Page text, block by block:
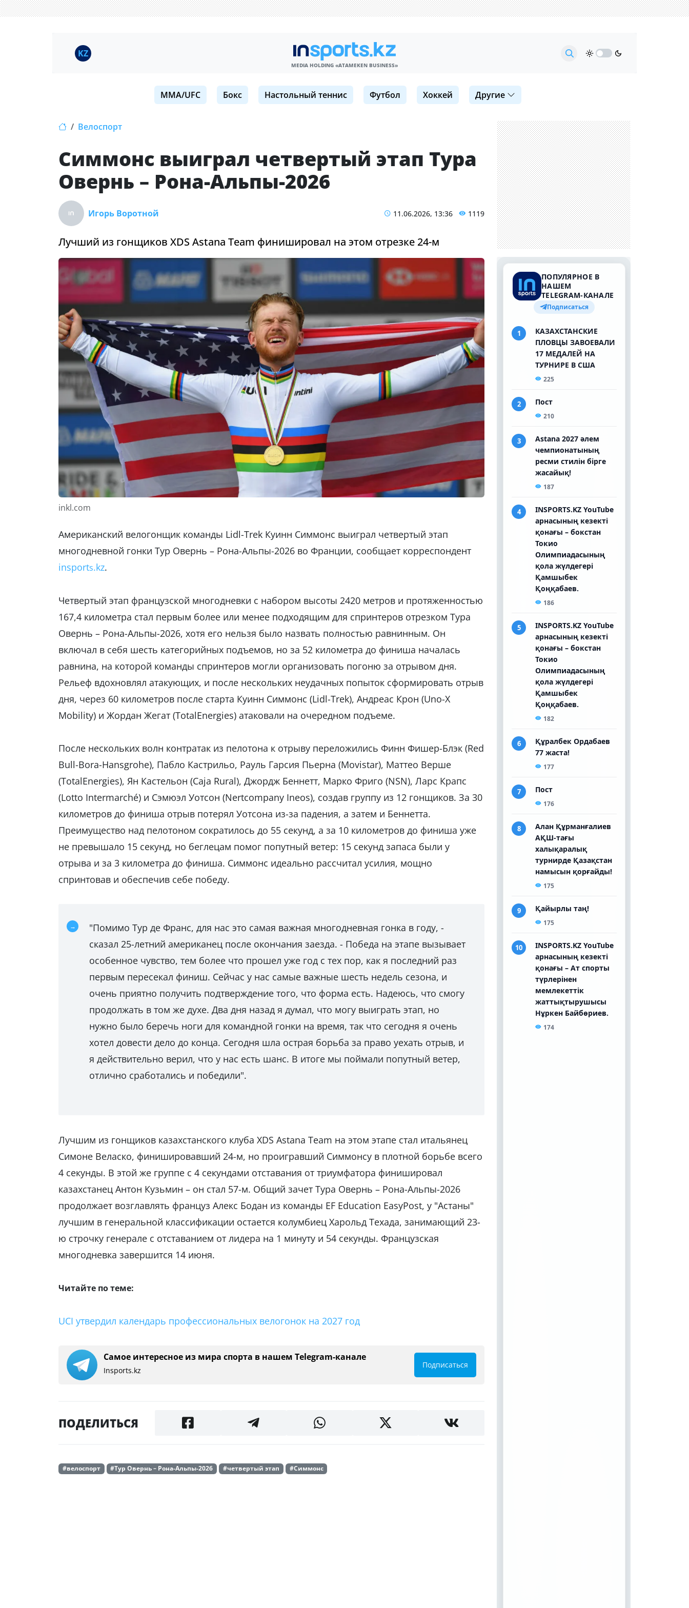
KZ
MEDIA HOLDING «ATAMEKЕN BUSINESS»
MMA/UFC Бокс Настольный теннис Футбол Хоккей Другие
Велоспорт
Симмонс выиграл четвертый этап Тура
Овернь – Рона-Альпы-2026
Игорь Воротной 11.06.2026, 13:36 1119
Лучший из гонщиков XDS Astana Team финишировал на этом отрезке 24-м
inkl.com
Американский велогонщик команды Lidl-Trek Куинн Симмонс выиграл четвертый этап
многодневной гонки Тур Овернь – Рона-Альпы-2026 во Франции, сообщает корреспондент
insports.kz.
Четвертый этап французской многодневки с набором высоты 2420 метров и протяженностью
167,4 километра стал первым более или менее подходящим для спринтеров отрезком Тура
Овернь – Рона-Альпы-2026, хотя его нельзя было назвать полностью равнинным. Он
включал в себя шесть категорийных подъемов, но за 52 километра до финиша началась
равнина, на которой команды спринтеров могли организовать погоню за отрывом дня.
Рельеф вдохновлял атакующих, и после нескольких неудачных попыток сформировать отрыв
дня, через 60 километров после старта Куинн Симмонс (Lidl-Trek), Андреас Крон (Uno-X
Mobility) и Жордан Жегат (TotalEnergies) атаковали на очередном подъеме.
После нескольких волн контратак из пелотона к отрыву переложились Финн Фишер-Блэк (Red
Bull-Bora-Hansgrohe), Пабло Кастрильо, Рауль Гарсия Пьерна (Movistar), Маттео Верше
(TotalEnergies), Ян Кастельон (Caja Rural), Джордж Беннетт, Марко Фриго (NSN), Ларс Крапс
(Lotto Intermarché) и Сэмюэл Уотсон (Nertcompany Ineos), создав группу из 12 гонщиков. За 30
километров до финиша отрыв потерял Уотсона из-за падения, а затем и Беннетта.
Преимущество над пелотоном сократилось до 55 секунд, а за 10 километров до финиша уже
не превышало 15 секунд, но беглецам помог попутный ветер: 15 секунд запаса были у
отрыва и за 3 километра до финиша. Симмонс идеально рассчитал усилия, мощно
спринтовав и обеспечив себе победу.
"Помимо Тур де Франс, для нас это самая важная многодневная гонка в году, -
сказал 25-летний американец после окончания заезда. - Победа на этапе вызывает
особенное чувство, тем более что прошел уже год с тех пор, как я последний раз
первым пересекал финиш. Сейчас у нас самые важные шесть недель сезона, и
очень приятно получить подтверждение того, что форма есть. Надеюсь, что смогу
продолжать в том же духе. Два дня назад я думал, что могу выиграть этап, но
нужно было беречь ноги для командной гонки на время, так что сегодня я очень
хотел довести дело до конца. Сегодня шла острая борьба за право уехать отрыв, и
я действительно верил, что у нас есть шанс. В итоге мы поймали попутный ветер,
отлично сработались и победили".
Лучшим из гонщиков казахстанского клуба XDS Astana Team на этом этапе стал итальянец
Симоне Веласко, финишировавший 24-м, но проигравший Симмонсу в плотной борьбе всего
4 секунды. В этой же группе с 4 секундами отставания от триумфатора финишировал
казахстанец Антон Кузьмин – он стал 57-м. Общий зачет Тура Овернь – Рона-Альпы-2026
продолжает возглавлять француз Алекс Бодан из команды EF Education EasyPost, у "Астаны"
лучшим в генеральной классификации остается колумбиец Харольд Техада, занимающий 23-
ю строчку генерале с отставанием от лидера на 1 минуту и 54 секунды. Французская
многодневка завершится 14 июня.
Читайте по теме:
UCI утвердил календарь профессиональных велогонок на 2027 год
Самое интересное из мира спорта в нашем Telegram-канале
Insports.kz
Подписаться
ПОДЕЛИТЬСЯ
#велоспорт #Тур Овернь – Рона-Альпы-2026 #четвертый этап #Симмонс